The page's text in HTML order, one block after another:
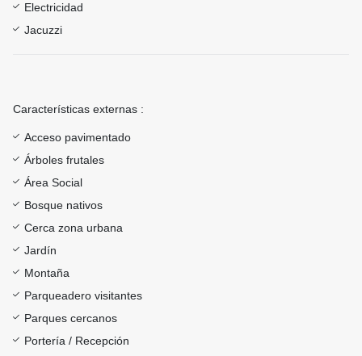
Electricidad
Jacuzzi
Características externas :
Acceso pavimentado
Árboles frutales
Área Social
Bosque nativos
Cerca zona urbana
Jardín
Montaña
Parqueadero visitantes
Parques cercanos
Portería / Recepción